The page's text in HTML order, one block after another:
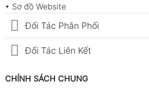
• Sơ đồ Website
Đối Tác Phân Phối
Đối Tác Liên Kết
CHÍNH SÁCH CHUNG